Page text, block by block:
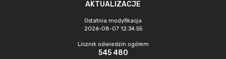
AKTUALIZACJE
Ostatnia modyfikacja
2026-08-07 12:34:55
Licznik odwiedzin ogółem
545 480